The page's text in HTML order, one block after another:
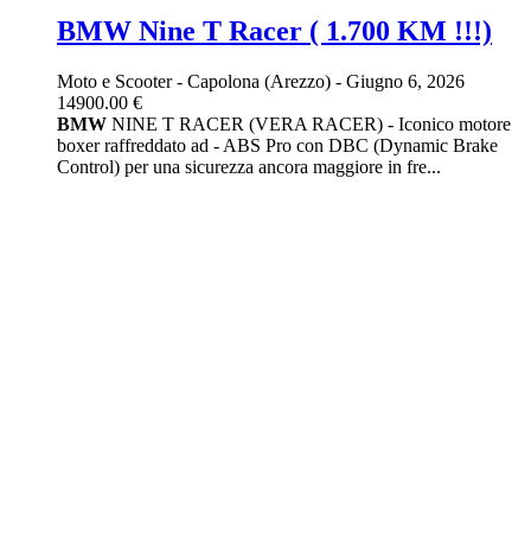
BMW Nine T Racer ( 1.700 KM !!!)
Moto e Scooter- Capolona (Arezzo) - Giugno 6, 2026
14900.00 €
BMW NINE T RACER (VERA RACER) - Iconico motore
boxer raffreddato ad - ABS Pro con DBC (Dynamic Brake
Control) per una sicurezza ancora maggiore in fre...